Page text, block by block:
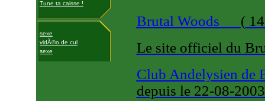
Tune ta caisse !
sexe
vidÃ©o de cul
sexe
Brutal Woods (
Le site officiel du
Club Andelysien de
depuis le 22-08-